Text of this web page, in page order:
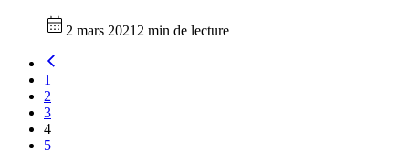
2 mars 2021 2 min de lecture
1
2
3
4
5